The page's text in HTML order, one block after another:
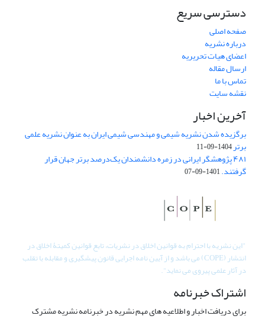
دسترسی سریع
صفحه اصلی
درباره نشریه
اعضای هیات تحریریه
ارسال مقاله
تماس با ما
نقشه سایت
آخرین اخبار
برگزیده شدن نشریه شیمی و مهندسی شیمی ایران به عنوان نشریه علمی
برتر1404-09-11
۴۸۱ پژوهشگر ایرانی در زمره دانشمندان یک‌درصد برتر جهان قرار
گرفتند.1401-09-07
"این نشریه با احترام به قوانین اخلاق در نشریات، تابع قوانین کمیتۀ اخلاق در
انتشار (COPE) می باشد و از آیین نامه اجرایی قانون پیشگیری و مقابله با تقلب
در آثار علمی پیروی می نماید".
اشتراک خبرنامه
برای دریافت اخبار و اطلاعیه های مهم نشریه در خبرنامه نشریه مشترک